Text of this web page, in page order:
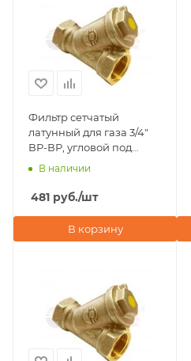
Фильтр сетчатый
латунный для газа 3/4"
ВР-ВР, угловой под
пломбу, Valfex 46Б5фт
В наличии
481 руб./шт
В корзину